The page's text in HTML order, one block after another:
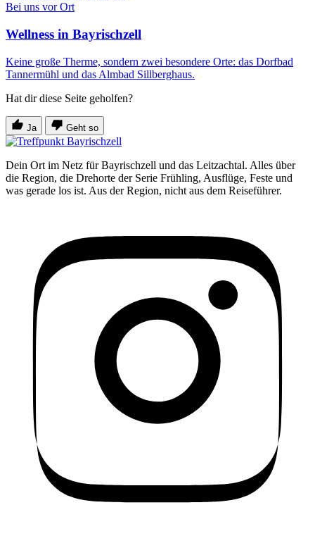
Bei uns vor Ort
Wellness in Bayrischzell
Keine große Therme, sondern zwei besondere Orte: das Dorfbad
Tannermühl und das Almbad Sillberghaus.
Hat dir diese Seite geholfen?
Ja Geht so
Dein Ort im Netz für Bayrischzell und das Leitzachtal. Alles über
die Region, die Drehorte der Serie Frühling, Ausflüge, Feste und
was gerade los ist. Aus der Region, nicht aus dem Reiseführer.